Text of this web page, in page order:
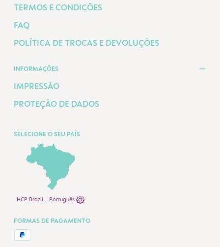
TERMOS E CONDIÇÕES
FAQ
POLÍTICA DE TROCAS E DEVOLUÇÕES
INFORMAÇÕES
IMPRESSÃO
PROTEÇÃO DE DADOS
SELECIONE O SEU PAÍS
HCP Brazil - Português
FORMAS DE PAGAMENTO